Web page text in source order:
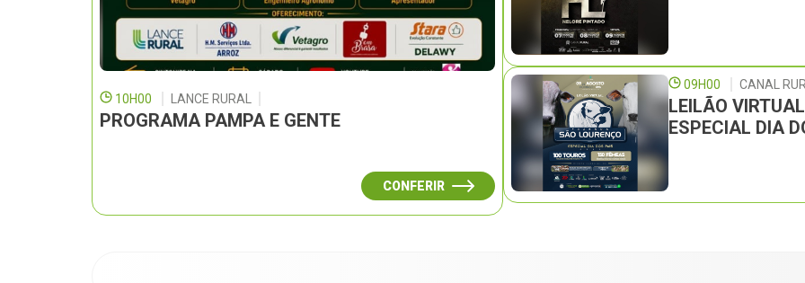
10H00 LANCE RURAL
PROGRAMA PAMPA E GENTE
CONFERIR
09H00 CANAL
LEILÃO
ESPECIAL DIA